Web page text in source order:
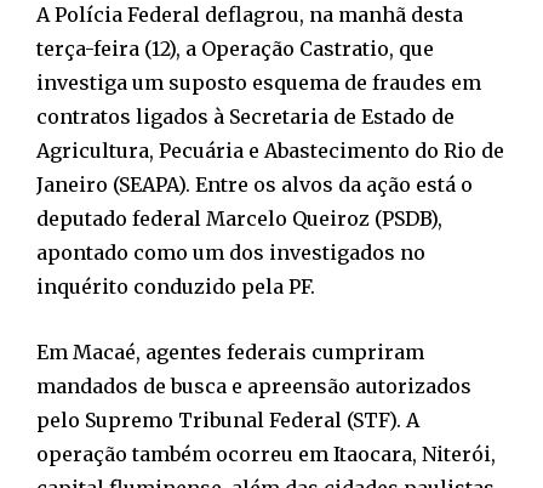
A Polícia Federal deflagrou, na manhã desta
terça-feira (12), a Operação Castratio, que
investiga um suposto esquema de fraudes em
contratos ligados à Secretaria de Estado de
Agricultura, Pecuária e Abastecimento do Rio de
Janeiro (SEAPA). Entre os alvos da ação está o
deputado federal Marcelo Queiroz (PSDB),
apontado como um dos investigados no
inquérito conduzido pela PF.
Em Macaé, agentes federais cumpriram
mandados de busca e apreensão autorizados
pelo Supremo Tribunal Federal (STF). A
operação também ocorreu em Itaocara, Niterói,